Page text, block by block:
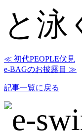
と
≪ 初代PEOPLE伏見
e-BAGのお披露目 ≫
記事一覧に戻る